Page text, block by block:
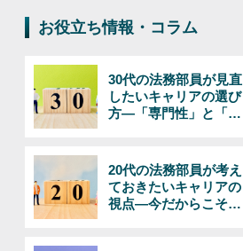
お役立ち情報・コラム
30代の法務部員が見直
したいキャリアの選び
方―「専門性」と「マ
20代の法務部員が考え
ておきたいキャリアの
視点―今だからこそで